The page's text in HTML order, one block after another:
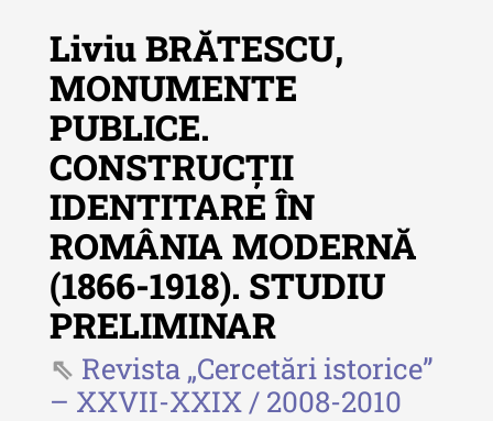
Revista "Cercetări istorice"
Revista "Cercetări istorice" - XLIV
- 2025
Revista "Cercetări istorice" - XLIII
- 2024
Revista "Cercetări istorice" - XLII -
2023
Indexul Complet
Liviu BRĂTESCU,
MONUMENTE
PUBLICE.
CONSTRUCȚII
IDENTITARE ÎN
ROMÂNIA MODERNĂ
(1866-1918). STUDIU
PRELIMINAR
Revista „Cercetări istorice”
– XXVII-XXIX / 2008-2010